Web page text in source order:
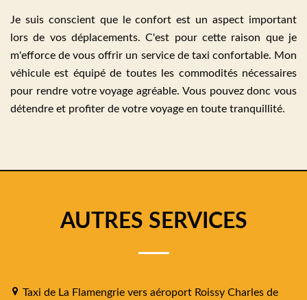
Je suis conscient que le confort est un aspect important
lors de vos déplacements. C'est pour cette raison que je
m'efforce de vous offrir un service de taxi confortable. Mon
véhicule est équipé de toutes les commodités nécessaires
pour rendre votre voyage agréable. Vous pouvez donc vous
détendre et profiter de votre voyage en toute tranquillité.
AUTRES SERVICES
Taxi de La Flamengrie vers aéroport Roissy Charles de